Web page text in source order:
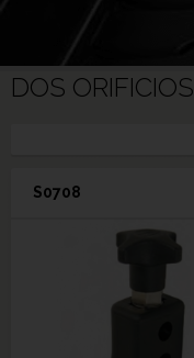
DOS ORIFICIOS
S0708